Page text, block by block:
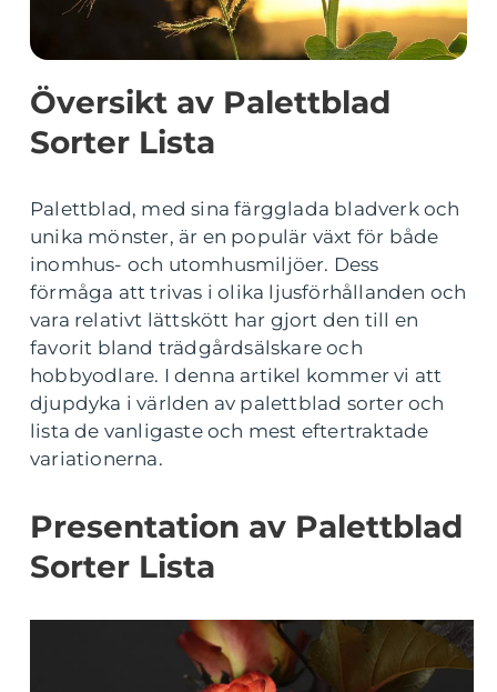
Översikt av Palettblad
Sorter Lista
Palettblad, med sina färgglada bladverk och
unika mönster, är en populär växt för både
inomhus- och utomhusmiljöer. Dess
förmåga att trivas i olika ljusförhållanden och
vara relativt lättskött har gjort den till en
favorit bland trädgårdsälskare och
hobbyodlare. I denna artikel kommer vi att
djupdyka i världen av palettblad sorter och
lista de vanligaste och mest eftertraktade
variationerna.
Presentation av Palettblad
Sorter Lista